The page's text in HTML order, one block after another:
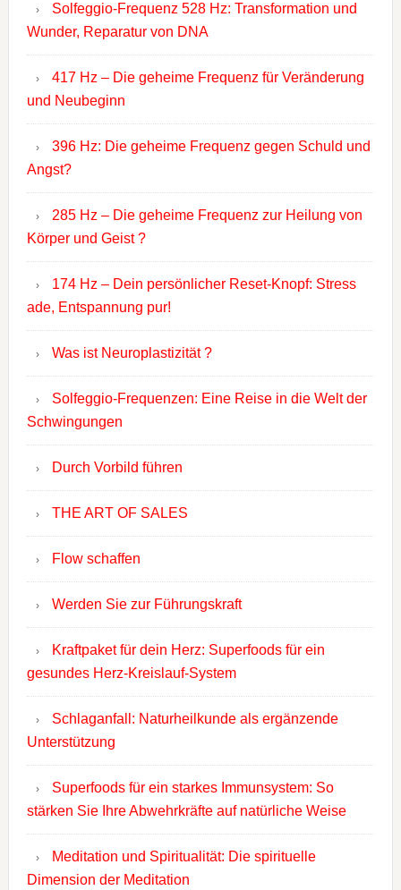
Solfeggio-Frequenz 528 Hz: Transformation und
Wunder, Reparatur von DNA
417 Hz – Die geheime Frequenz für Veränderung
und Neubeginn
396 Hz: Die geheime Frequenz gegen Schuld und
Angst?
285 Hz – Die geheime Frequenz zur Heilung von
Körper und Geist ?
174 Hz – Dein persönlicher Reset-Knopf: Stress
ade, Entspannung pur!
Was ist Neuroplastizität ?
Solfeggio-Frequenzen: Eine Reise in die Welt der
Schwingungen
Durch Vorbild führen
THE ART OF SALES
Flow schaffen
Werden Sie zur Führungskraft
Kraftpaket für dein Herz: Superfoods für ein
gesundes Herz-Kreislauf-System
Schlaganfall: Naturheilkunde als ergänzende
Unterstützung
Superfoods für ein starkes Immunsystem: So
stärken Sie Ihre Abwehrkräfte auf natürliche Weise
Meditation und Spiritualität: Die spirituelle
Dimension der Meditation